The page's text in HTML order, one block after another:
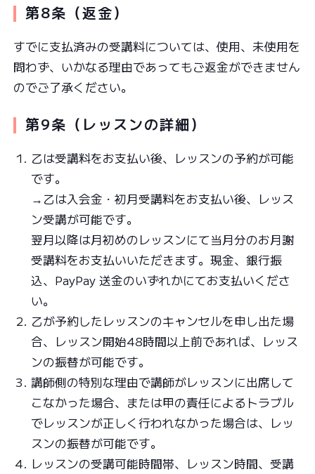
第8条（返金）
すでに支払済みの受講料については、使用、未使用を
問わず、いかなる理由であってもご返金ができません
のでご了承ください。
第9条（レッスンの詳細）
乙は受講料をお支払い後、レッスンの予約が可能
です。
→乙は入会金・初月受講料をお支払い後、レッス
ン受講が可能です。
翌月以降は月初めのレッスンにて当月分のお月謝
受講料をお支払いいただきます。現金、銀行振
込、PayPay 送金のいずれかにてお支払いくださ
い。
乙が予約したレッスンのキャンセルを申し出た場
合、レッスン開始48時間以上前であれば、レッス
ンの振替が可能です。
講師側の特別な理由で講師がレッスンに出席して
こなかった場合、または甲の責任によるトラブル
でレッスンが正しく行われなかった場合は、レッ
スンの振替が可能です。
レッスンの受講可能時間帯、レッスン時間、受講